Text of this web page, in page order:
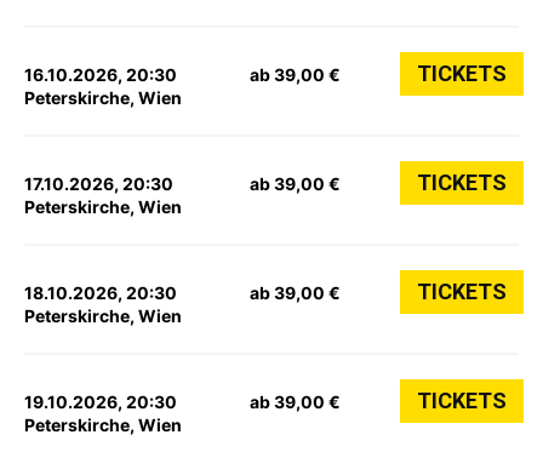
16.10.2026, 20:30
Peterskirche, Wien
ab 39,00 € TICKETS
17.10.2026, 20:30
Peterskirche, Wien
ab 39,00 € TICKETS
18.10.2026, 20:30
Peterskirche, Wien
ab 39,00 € TICKETS
19.10.2026, 20:30
Peterskirche, Wien
ab 39,00 € TICKETS